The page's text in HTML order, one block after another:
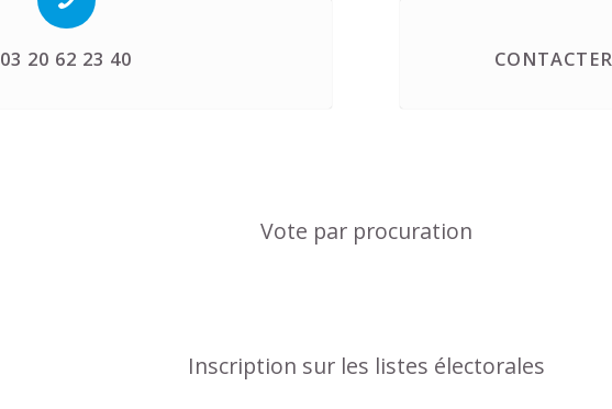
03 20 62 23 40
Vote par procuration
Inscription sur les listes électorales